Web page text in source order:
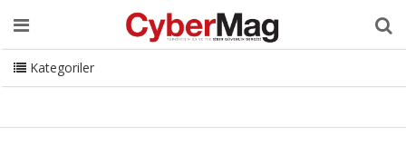
Ana Sayfa Hakkımızda Dergi Editörden
Danışmanlık
ISC Turkey Sizden Gelenler
İletişim
CyberMag Logo
Kategoriler